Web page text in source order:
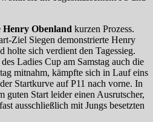
Henry Obenland kurzen Prozess.
Ziel Siegen demonstrierte Henry
holte sich verdient den Tagessieg.
Ladies Cup am Samstag auch die
mitnahm, kämpfte sich in Lauf eins
Startkurve auf P11 nach vorne. In
guten Start leider einen Ausrutscher,
ausschließlich mit Jungs besetzten